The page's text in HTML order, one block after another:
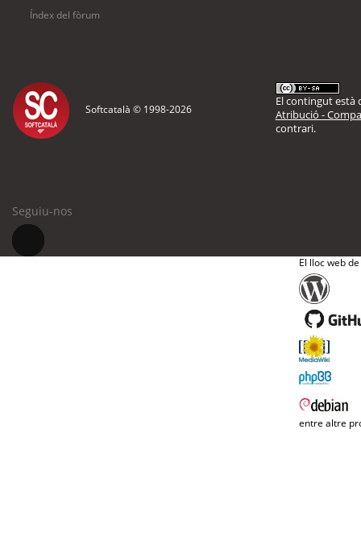
Índex del fòrum
Softcatalà © 1998-2026
El contingut està
Atribució -
contrari.
Seguiu-nos
El lloc web
entre altre